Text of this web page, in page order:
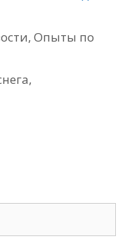
,Опыты по
,